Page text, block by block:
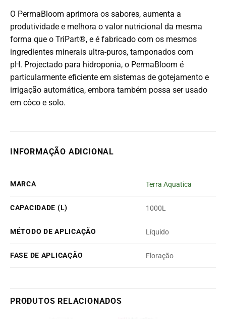
O PermaBloom aprimora os sabores, aumenta a
produtividade e melhora o valor nutricional da mesma
forma que o TriPart®, e é fabricado com os mesmos
ingredientes minerais ultra-puros, tamponados com
pH. Projectado para hidroponia, o PermaBloom é
particularmente eficiente em sistemas de gotejamento e
irrigação automática, embora também possa ser usado
em côco e solo.
INFORMAÇÃO ADICIONAL
MARCA Terra Aquatica
CAPACIDADE (L) 1000L
MÉTODO DE APLICAÇÃO Líquido
FASE DE APLICAÇÃO Floração
PRODUTOS RELACIONADOS